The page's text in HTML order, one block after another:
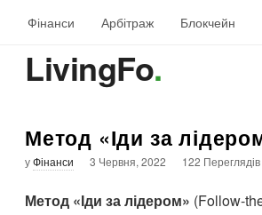
Фінанси Арбітраж Блокчейн
LivingFo.
Метод «Іди за
уФінанси 3 Червня, 2022 122 Переглядів
Метод «Іди за лідером» (Follow-